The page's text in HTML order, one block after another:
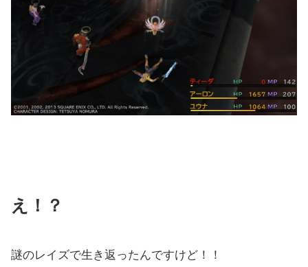
え！？
謎のレイズで生き返ったんですけど！！